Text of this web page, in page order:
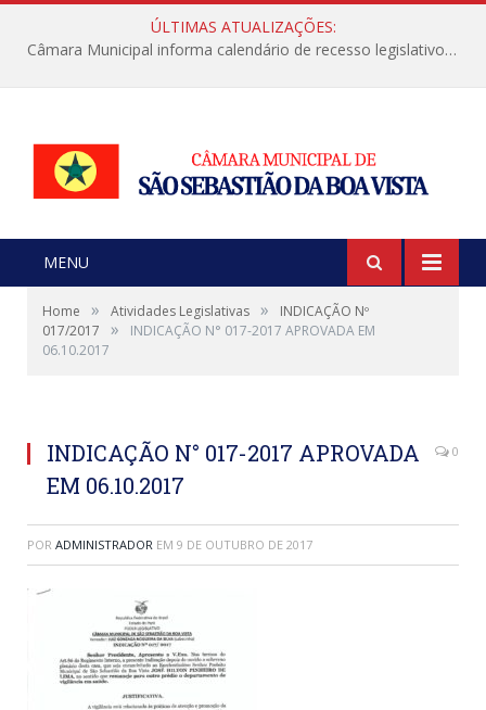
ÚLTIMAS ATUALIZAÇÕES:
Câmara Municipal informa calendário de recesso legislativo de julho
MENU
Home » Atividades Legislativas »
INDICAÇÃO Nº
017/2017
»
INDICAÇÃO N° 017-2017 APROVADA EM
06.10.2017
INDICAÇÃO N° 017-2017 APROVADA
EM 06.10.2017
0
POR ADMINISTRADOR EM 9 DE OUTUBRO DE 2017